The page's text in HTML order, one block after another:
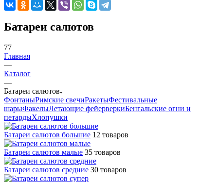
Батареи салютов
77
Главная
—
Каталог
—
Батареи салютов
ФонтаныРимские свечиРакетыФестивальные
шарыФакелыЛетающие фейерверкиБенгальские огни и
петардыХлопушки
Батареи салютов большие 12 товаров
Батареи салютов малые 35 товаров
Батареи салютов средние 30 товаров